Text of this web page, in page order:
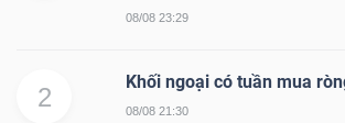
08/08 23:29
2
Khối ngoại có tuần mua
08/08 21:30